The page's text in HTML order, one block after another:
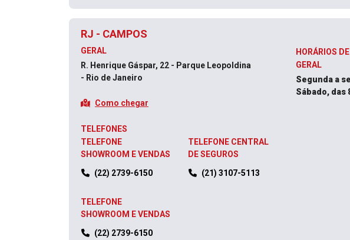
RJ - CAMPOS
GERAL
R. Henrique Gáspar, 22 - Parque Leopoldina
- Rio de Janeiro
Como chegar
TELEFONES
TELEFONE
SHOWROOM E VENDAS
(22) 2739-6150
TELEFONE
SHOWROOM E VENDAS
(22) 2739-6150
TELEFONE CENTRAL
DE SEGUROS
(21) 3107-5113
HORÁRIOS
GERAL
Segunda a
Sábado, das